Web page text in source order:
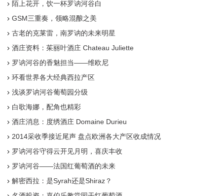
陌上花开，饮一杯罗讷河谷白
GSM三重奏，领略混酿之美
古老的克莱雷，南罗讷的未来明星
酒庄资料：茱丽叶酒庄 Chateau Juliette
罗讷河谷的香魅担当——维欧尼
环看世界各大经典西拉产区
浅谈罗讷河谷葡萄园分级
白歌海娜，配角也精彩
酒庄消息：度绣酒庄 Domaine Durieu
2014采收季接近尾声 盘点欧洲各大产区收成情况
罗讷河谷守得云开见月明，喜庆丰收
罗讷河谷——法国红葡萄酒的未来
解密西拉：是Syrah还是Shiraz？